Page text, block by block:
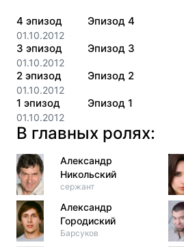
4 эпизод
01.10.2012
Эпизод 4
3 эпизод
01.10.2012
Эпизод 3
2 эпизод
01.10.2012
Эпизод 2
1 эпизод
01.10.2012
Эпизод 1
В главных ролях:
Александр
Никольский
сержант
Александр
Городиский
Барсуков